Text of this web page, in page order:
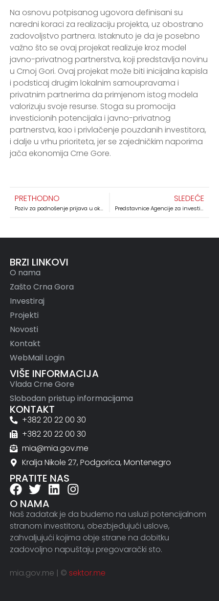
Na osnovu potpisanog ugovora definisani su
naredni koraci za realizaciju projekta, uz obostrano
zadovoljstvo partnera. Istaknuto je da je posebno
važno što se ovaj projekat realizuje kroz model
javno-privatnog partnerstva, koji predstavlja novinu
u Crnoj Gori. Ovaj projekat može biti inicijalna kapisla
i podsticaj drugim lokalnim samoupravama i
privatnim partnerima da primjenom istog modela
valorizuju svoje resurse. Stoga su promocija
investicionih potencijala i javno-privatnog
partnerstva, kao i privlačenje pouzdanih investitora,
i dalje u vrhu prioriteta, jer se zajedničkim naporima
jača ekonomija Crne Gore.
PRETHODNO
Poziv za podnošenje prijava u okviru postupka međunarodnog ograničenog tendera za pružanje tehničke pomoći u okviru projekta „Ubrzavanje investicija u Crnoj Gori“
SLEDEĆE
Predstavnice Agencije za investicije Crne Gore na UNECE međunarodnom forumu o javno – privatnom partnerstvu
BRZI LINKOVI
O nama
Zašto Crna Gora
Investiraj
Projekti
Novosti
Kontakt
WebMail Login
VIŠE INFORMACIJA
Vlada Crne Gore
Slobodan pristup informacijama
KONTAKT
+382 20 22 00 30
+382 20 22 00 30
mia@mia.gov.me
Kralja Nikole 27, Podgorica, Montenegro
PRATITE NAS
O NAMA
Naš zadatak je da budemo na usluzi potencijalnom
stranom investitoru, obezbjeđujući uslove,
zahvaljujući kojima obje strane na dobitku
zadovoljno napuštaju pregovarački sto.
mia.gov.me | © sektor.me